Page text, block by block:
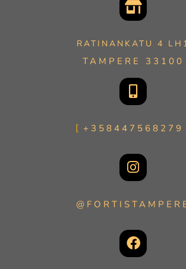
RATINANKATU 4
TAMPERE 33100
+358447568279